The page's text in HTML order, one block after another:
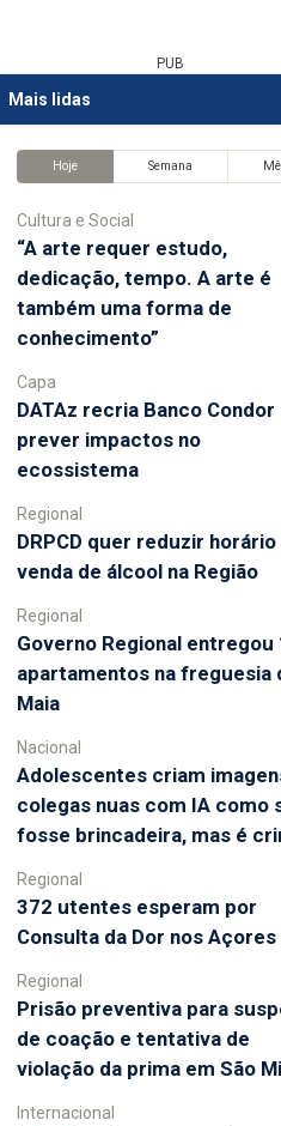
PUB
Mais lidas
Hoje Semana
Cultura e Social
“A arte requer estudo,
dedicação, tempo. A arte é
também uma forma de
conhecimento”
Capa
DATAz recria Banco Condor
prever impactos no
ecossistema
Regional
DRPCD quer reduzir horário
venda de álcool na Região
Regional
Governo Regional entregou
apartamentos na freguesia
Maia
Nacional
Adolescentes criam
colegas nuas com IA como
fosse brincadeira, mas é
Regional
372 utentes esperam por
Consulta da Dor nos Açores
Regional
Prisão preventiva para
de coação e tentativa de
violação da prima em São
Internacional